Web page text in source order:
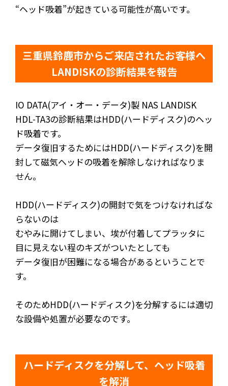
“ヘッド吸着”が起きている可能性が高いです。
三重県鈴鹿市からご来店されたお客様へ
LANDISKの診断結果を報告
IO DATA(アイ・オー・データ)製 NAS LANDISK
HDL-TA3の診断結果はHDD(ハードディスク)のヘッ
ド吸着です。
データ復旧するためにはHDD(ハードディスク)を開
封して磁気ヘッドの吸着を解除しなければなりま
せん。
HDD(ハードディスク)の開封で気をつけなければな
らないのは
むやみに開けてしまい、埃が付着してプラッタに
目に見えない程のキズがついたとしても
データ復旧が困難になる場合があるということで
す。
そのためHDD(ハードディスク)を分解するには適切
な設備や処置が必要なのです。
ハードディスクを分解して、ヘッド吸着
を解消